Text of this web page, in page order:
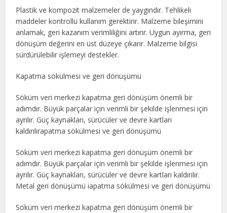
Plastik ve kompozit malzemeler de yaygındır. Tehlikeli
maddeler kontrollü kullanım gerektirir. Malzeme bileşimini
anlamak, geri kazanım verimliliğini artırır. Uygun ayırma, geri
dönüşüm değerini en üst düzeye çıkarır. Malzeme bilgisi
sürdürülebilir işlemeyi destekler.
Kapatma sökülmesi ve geri dönüşümü
Söküm veri merkezi kapatma geri dönüşüm önemli bir
adımdır. Büyük parçalar için verimli bir şekilde işlenmesi için
ayrılır. Güç kaynakları, sürücüler ve devre kartları
kaldırılırapatma sökülmesi ve geri dönüşümü
Söküm veri merkezi kapatma geri dönüşüm önemli bir
adımdır. Büyük parçalar için verimli bir şekilde işlenmesi için
ayrılır. Güç kaynakları, sürücüler ve devre kartları kaldırılır.
Metal geri dönüşümü iapatma sökülmesi ve geri dönüşümü
Söküm veri merkezi kapatma geri dönüşüm önemli bir